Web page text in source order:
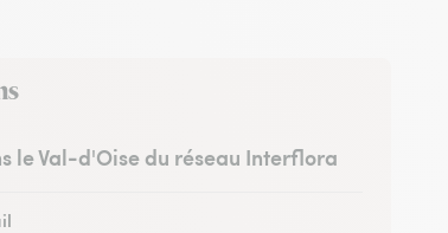
le Val-d'Oise du réseau Interflora